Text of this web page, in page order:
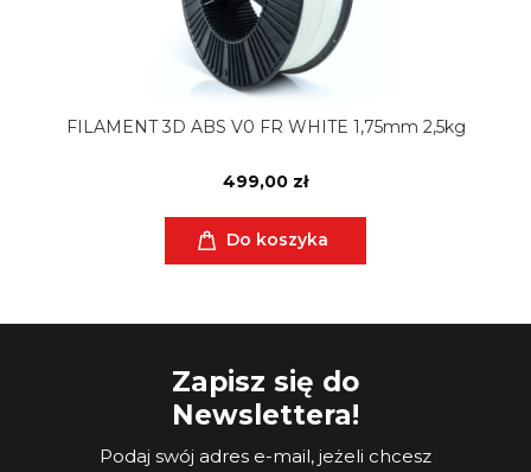
FILAMENT 3D ABS V0 FR WHITE 1,75mm 2,5kg
499,00 zł
Do koszyka
Zapisz się do
Newslettera!
Podaj swój adres e-mail, jeżeli chcesz